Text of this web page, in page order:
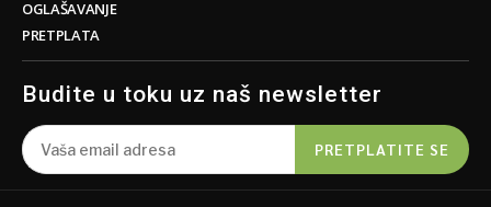
OGLAŠAVANJE
PRETPLATA
Budite u toku uz naš newsletter
PRETPLATITE SE